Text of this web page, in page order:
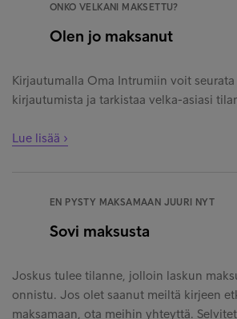
ONKO VELKANI MAKSETTU?
Olen jo maksanut
Kirjautumalla Oma Intrumiin voit seurata
kirjautumista ja tarkistaa velka-asiasi
Lue lisää ›
EN PYSTY MAKSAMAAN JUURI NYT
Sovi maksusta
Joskus tulee tilanne, jolloin laskun
onnistu. Jos olet saanut meiltä kirjeen
maksamaan, ota meihin yhteyttä.